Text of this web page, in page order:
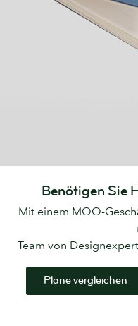
Benötigen Sie
Mit einem MOO-
Team von
Pläne vergleichen